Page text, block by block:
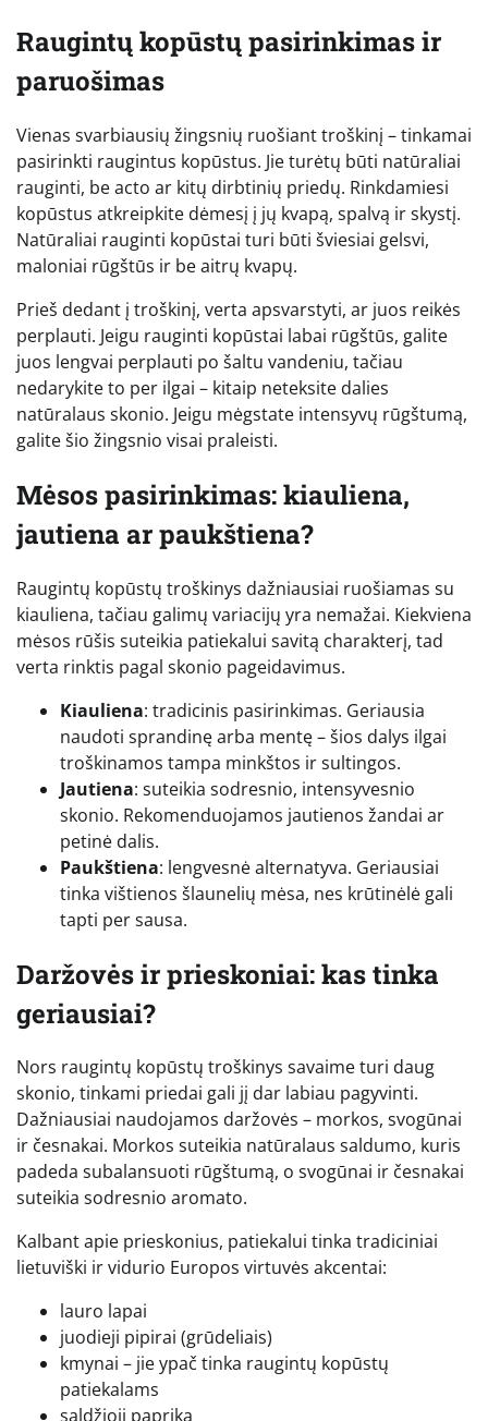
Raugintų kopūstų pasirinkimas ir
paruošimas
Vienas svarbiausių žingsnių ruošiant troškinį – tinkamai
pasirinkti raugintus kopūstus. Jie turėtų būti natūraliai
rauginti, be acto ar kitų dirbtinių priedų. Rinkdamiesi
kopūstus atkreipkite dėmesį į jų kvapą, spalvą ir skystį.
Natūraliai rauginti kopūstai turi būti šviesiai gelsvi,
maloniai rūgštūs ir be aitrų kvapų.
Prieš dedant į troškinį, verta apsvarstyti, ar juos reikės
perplauti. Jeigu rauginti kopūstai labai rūgštūs, galite
juos lengvai perplauti po šaltu vandeniu, tačiau
nedarykite to per ilgai – kitaip neteksite dalies
natūralaus skonio. Jeigu mėgstate intensyvų rūgštumą,
galite šio žingsnio visai praleisti.
Mėsos pasirinkimas: kiauliena,
jautiena ar paukštiena?
Raugintų kopūstų troškinys dažniausiai ruošiamas su
kiauliena, tačiau galimų variacijų yra nemažai. Kiekviena
mėsos rūšis suteikia patiekalui savitą charakterį, tad
verta rinktis pagal skonio pageidavimus.
Kiauliena: tradicinis pasirinkimas. Geriausia
naudoti sprandinę arba mentę – šios dalys ilgai
troškinamos tampa minkštos ir sultingos.
Jautiena: suteikia sodresnio, intensyvesnio
skonio. Rekomenduojamos jautienos žandai ar
petinė dalis.
Paukštiena: lengvesnė alternatyva. Geriausiai
tinka vištienos šlaunelių mėsa, nes krūtinėlė gali
tapti per sausa.
Daržovės ir prieskoniai: kas tinka
geriausiai?
Nors raugintų kopūstų troškinys savaime turi daug
skonio, tinkami priedai gali jį dar labiau pagyvinti.
Dažniausiai naudojamos daržovės – morkos, svogūnai
ir česnakai. Morkos suteikia natūralaus saldumo, kuris
padeda subalansuoti rūgštumą, o svogūnai ir česnakai
suteikia sodresnio aromato.
Kalbant apie prieskonius, patiekalui tinka tradiciniai
lietuviški ir vidurio Europos virtuvės akcentai:
lauro lapai
juodieji pipirai (grūdeliais)
kmynai – jie ypač tinka raugintų kopūstų
patiekalams
saldžioji paprika